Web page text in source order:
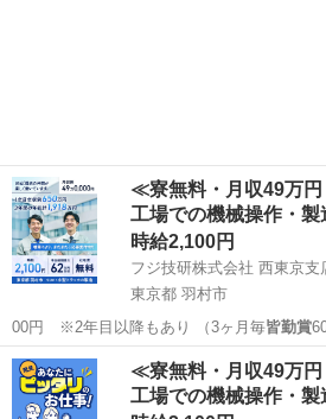
≪寮無料・月収49万
工場での機械操作・
時給2,100円
フジ技研株式会社 西東京支
東京都 羽村市
00円 ※2年目以降もあり （3ヶ月毎皆勤賞
・…
東京 羽村市 その他
≪寮無料・月収49万
工場での機械操作・